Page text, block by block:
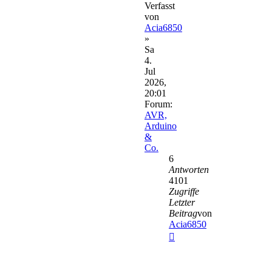
Verfasst
von
Acia6850
»
Sa
4.
Jul
2026,
20:01
Forum:
AVR,
Arduino
&
Co.
6
Antworten
4101
Zugriffe
Letzter
Beitragvon
Acia6850